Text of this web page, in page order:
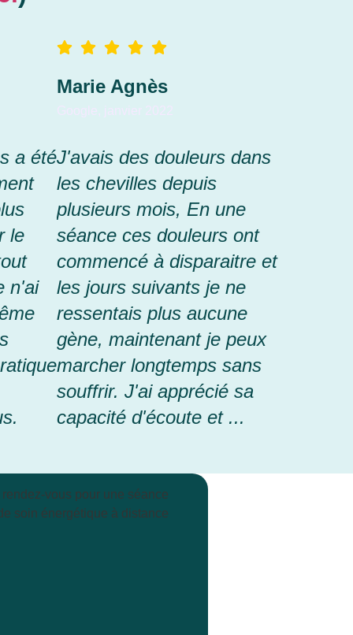
a été
le
n'ai
Marie Agnès
J'avais des douleurs dans
les chevilles depuis
plusieurs mois, En une
séance ces douleurs ont
commencé à disparaitre et
les jours suivants je ne
ressentais plus aucune
gène, maintenant je peux
marcher longtemps sans
souffrir. J'ai apprécié sa
capacité d'écoute et ...